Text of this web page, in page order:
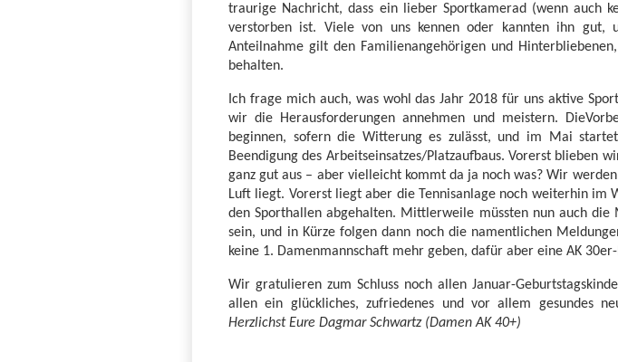
traurige Nachricht, dass ein lieber Sportkamerad (wenn
verstorben ist. Viele von uns kennen oder kannten ihn gut,
Anteilnahme gilt den Familienangehörigen und
behalten.
Ich frage mich auch, was wohl das Jahr 2018 für uns aktive
wir die Herausforderungen annehmen und meistern.
beginnen, sofern die Witterung es zulässt, und im Mai
Beendigung des Arbeitseinsatzes/Platzaufbaus. Vorerst blieben
ganz gut aus – aber vielleicht kommt da ja noch was? Wir
Luft liegt. Vorerst liegt aber die Tennisanlage noch weiterhin
den Sporthallen abgehalten. Mittlerweile müssten nun auch die
sein, und in Kürze folgen dann noch die namentlichen
keine 1. Damenmannschaft mehr geben, dafür aber eine AK
Wir gratulieren zum Schluss noch allen Januar-
allen ein glückliches, zufriedenes und vor allem gesundes
Herzlichst Eure Dagmar Schwartz (Damen AK 40+)